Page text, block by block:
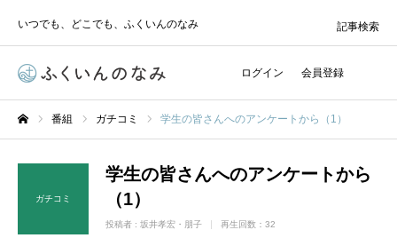
いつでも、どこでも、ふくいんのなみ
ログイン 会員登録
記事検索
番組 ガチコミ 学生の皆さんへのアンケートから（1）
ガチコミ
学生の皆さんへのアンケートから
（1）
投稿者 : 坂井孝宏・朋子 再生回数：32